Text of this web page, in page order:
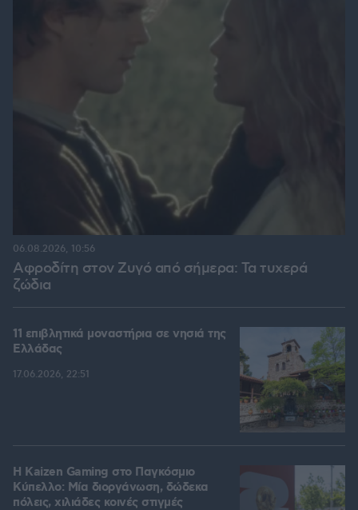
Αφροδίτη στον Ζυγό από σήμερα: Τα τυχερά
ζώδια
06.08.2026, 10:56
11 επιβλητικά μοναστήρια σε νησιά της
Ελλάδας
17.06.2026, 22:51
H Kaizen Gaming στο Παγκόσμιο
Kύπελλο: Μία διοργάνωση, δώδεκα
πόλεις, χιλιάδες κοινές στιγμές